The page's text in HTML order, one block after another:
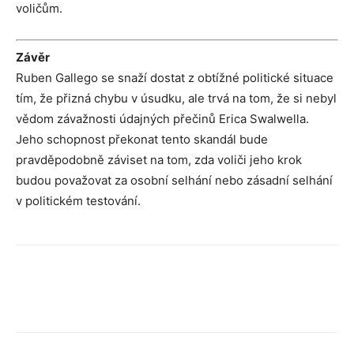
voličům.
Závěr
Ruben Gallego se snaží dostat z obtížné politické situace
tím, že přizná chybu v úsudku, ale trvá na tom, že si nebyl
vědom závažnosti údajných přečinů Erica Swalwella.
Jeho schopnost překonat tento skandál bude
pravděpodobně záviset na tom, zda voliči jeho krok
budou považovat za osobní selhání nebo zásadní selhání
v politickém testování.